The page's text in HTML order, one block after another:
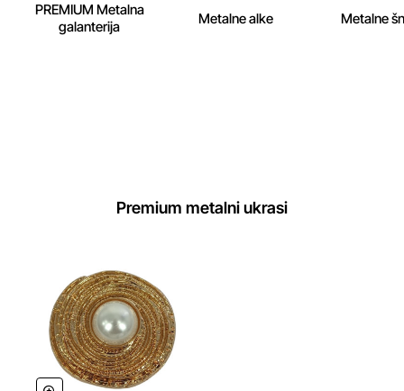
PREMIUM Metalna
galanterija
Metalne alke Metalne
Premium metalni ukrasi